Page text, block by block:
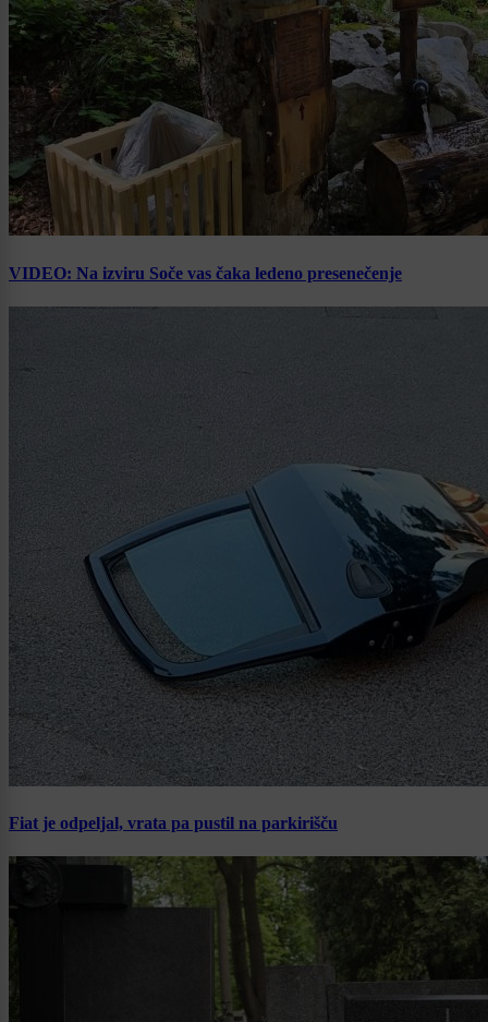
VIDEO: Na izviru Soče vas čaka ledeno presenečenje
Fiat je odpeljal, vrata pa pustil na parkirišču